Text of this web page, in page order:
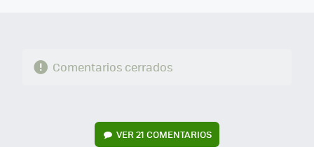
Comentarios cerrados
VER21 COMENTARIOS